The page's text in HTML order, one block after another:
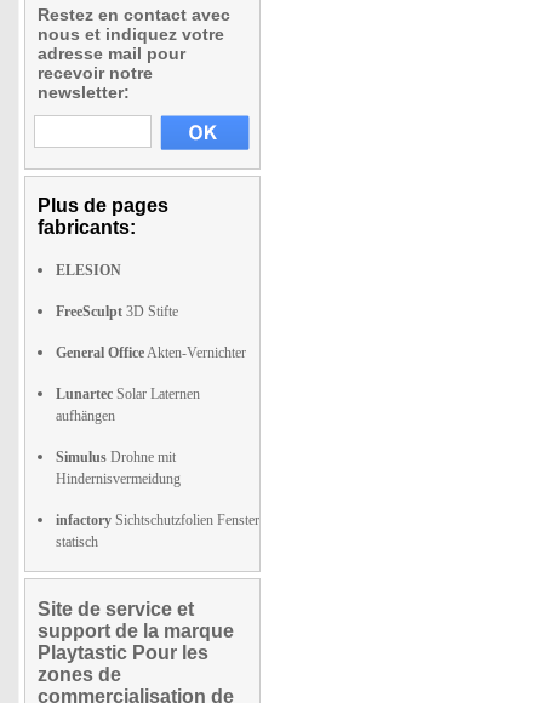
Restez en contact avec
nous et indiquez votre
adresse mail pour
recevoir notre
newsletter:
Plus de pages
fabricants:
ELESION
FreeSculpt 3D Stifte
General OfficeAkten-Vernichter
Lunartec Solar Laternen
aufhängen
Simulus Drohne mit
Hindernisvermeidung
infactory Sichtschutzfolien Fenster
statisch
Site de service et
support de la marque
Playtastic Pour les
zones de
commercialisation de